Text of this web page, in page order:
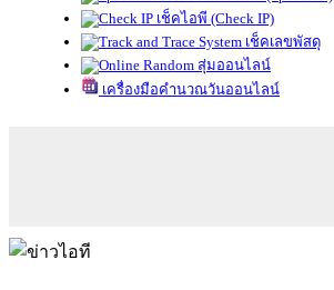
เช็คไอพี (Check IP)
เช็คเลขพัสดุ
สุ่มออนไลน์
เครื่องมือคำนวณวันออนไลน์